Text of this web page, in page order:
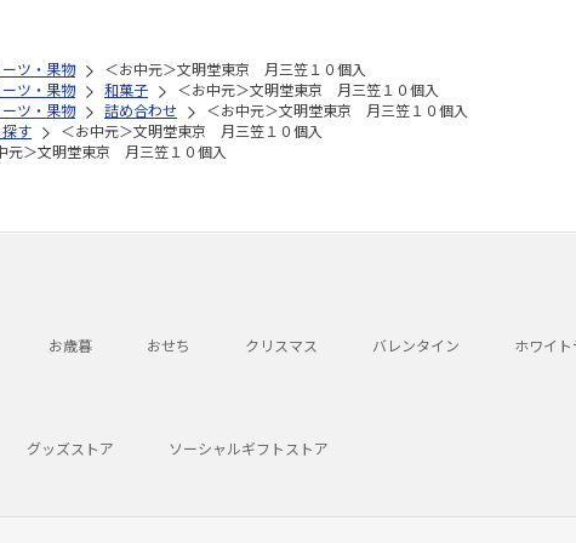
ツ・果物
＜お中元＞文明堂東京 月三笠１０個入
ツ・果物 和菓子
＜お中元＞文明堂東京 月三笠１０個入
ツ・果物 詰め合わせ
＜お中元＞文明堂東京 月三笠１０個入
す
＜お中元＞文明堂東京 月三笠１０個入
元＞文明堂東京 月三笠１０個入
お歳暮 おせち クリスマス バレンタイン ホワイ
グッズストア ソーシャルギフトストア